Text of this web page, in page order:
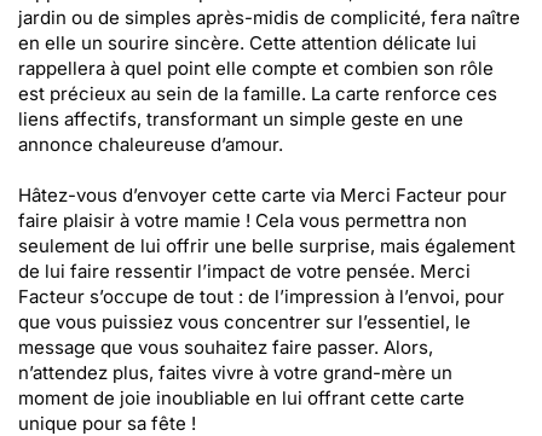
jardin ou de simples après-midis de complicité, fera naître
en elle un sourire sincère. Cette attention délicate lui
rappellera à quel point elle compte et combien son rôle
est précieux au sein de la famille. La carte renforce ces
liens affectifs, transformant un simple geste en une
annonce chaleureuse d’amour.
Hâtez-vous d’envoyer cette carte via Merci Facteur pour
faire plaisir à votre mamie ! Cela vous permettra non
seulement de lui offrir une belle surprise, mais également
de lui faire ressentir l’impact de votre pensée. Merci
Facteur s’occupe de tout : de l’impression à l’envoi, pour
que vous puissiez vous concentrer sur l’essentiel, le
message que vous souhaitez faire passer. Alors,
n’attendez plus, faites vivre à votre grand-mère un
moment de joie inoubliable en lui offrant cette carte
unique pour sa fête !